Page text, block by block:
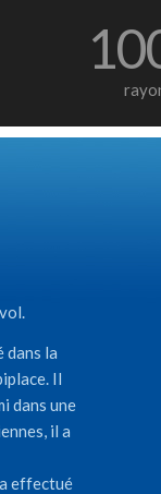
dans la
Il
dans une
il a
effectué